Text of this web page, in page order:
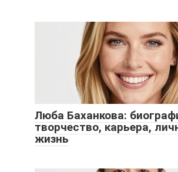
Люба Баханкова:
творчество, карьера,
жизнь